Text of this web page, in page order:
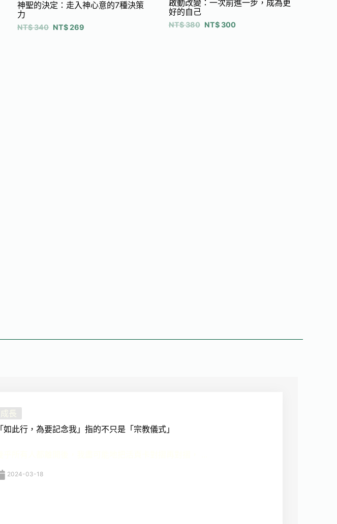
神聖的決定：走入神心意的7種決策
力
NT$340 NT$269
啟動改變：一次前進一步，成為更
好的自己
NT$380 NT$300
成長
「如此行，為要記念我」指的不只是「宗教儀式」
2024-03-18